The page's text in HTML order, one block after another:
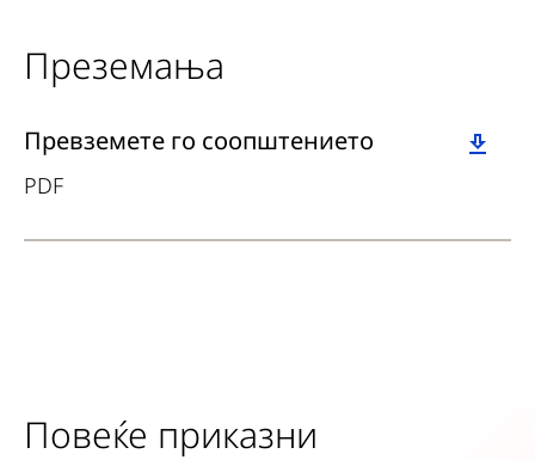
Преземања
Download
Превземете го соопштението
PDF
Повеќе приказни